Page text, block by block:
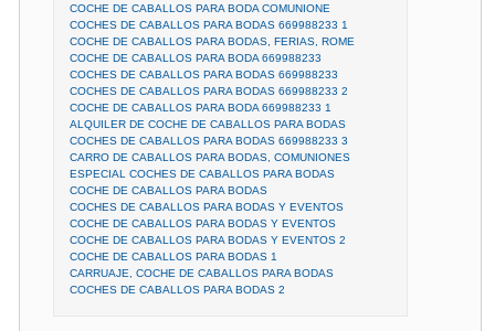
COCHE DE CABALLOS PARA BODA COMUNIONE
COCHES DE CABALLOS PARA BODAS 669988233 1
COCHE DE CABALLOS PARA BODAS, FERIAS, ROME
COCHE DE CABALLOS PARA BODA 669988233
COCHES DE CABALLOS PARA BODAS 669988233
COCHES DE CABALLOS PARA BODAS 669988233 2
COCHE DE CABALLOS PARA BODA 669988233 1
ALQUILER DE COCHE DE CABALLOS PARA BODAS
COCHES DE CABALLOS PARA BODAS 669988233 3
CARRO DE CABALLOS PARA BODAS, COMUNIONES
ESPECIAL COCHES DE CABALLOS PARA BODAS
COCHE DE CABALLOS PARA BODAS
COCHES DE CABALLOS PARA BODAS Y EVENTOS
COCHE DE CABALLOS PARA BODAS Y EVENTOS
COCHE DE CABALLOS PARA BODAS Y EVENTOS 2
COCHE DE CABALLOS PARA BODAS 1
CARRUAJE, COCHE DE CABALLOS PARA BODAS
COCHES DE CABALLOS PARA BODAS 2